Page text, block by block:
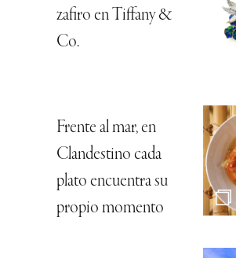
zafiro en Tiffany &
Co.
Frente al mar, en
Clandestino cada
plato encuentra su
propio momento